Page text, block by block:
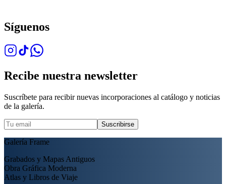
Síguenos
Recibe nuestra newsletter
Suscríbete para recibir nuevas incorporaciones al catálogo y noticias
de la galería.
Suscribirse
Galería Frame
Grabados y Mapas Antiguos
Obra Gráfica Moderna
Atlas y Libros de Viaje